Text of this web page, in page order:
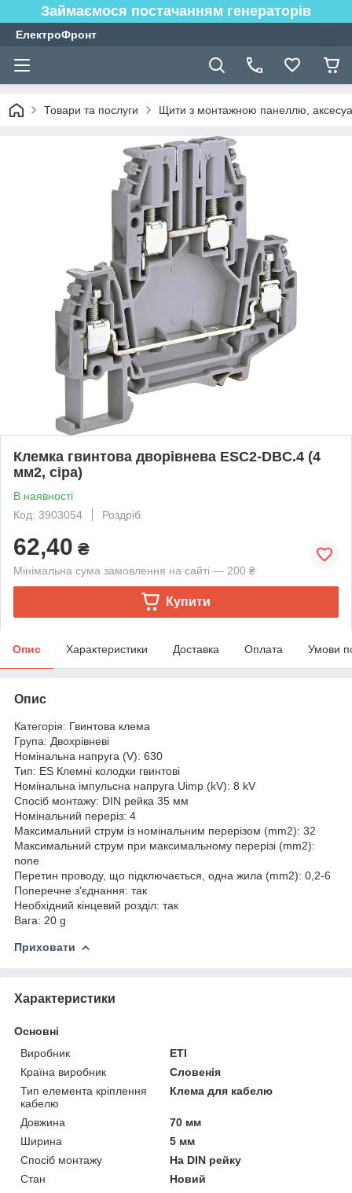
Займаємося постачанням генераторів
ЕлектроФронт
Товари та послуги Щити з монтажною панеллю,
Клемка гвинтова дворівнева ESC2-DBC.4 (4
мм2, сіра)
В наявності
Код: 3903054
Роздріб
62,40 ₴
Мінімальна сума замовлення на сайті — 200 ₴
Купити
Опис Характеристики Доставка Оплата Умови
Опис
Категорія: Гвинтова клема
Група: Двохрівневі
Номінальна напруга (V): 630
Тип: ES Клемні колодки гвинтові
Номінальна імпульсна напруга Uimp (kV): 8 kV
Спосіб монтажу: DIN рейка 35 мм
Номінальний переріз: 4
Максимальний струм із номінальним перерізом (mm2): 32
Максимальний струм при максимальному перерізі (mm2):
none
Перетин проводу, що підключається, одна жила (mm2): 0,2-6
Поперечне з'єднання: так
Необхідний кінцевий розділ: так
Вага: 20 g
Приховати
Характеристики
Основні
Виробник
ETI
Країна виробник
Словенія
Тип елемента кріплення
кабелю
Клема для кабелю
Довжина
70 мм
Ширина
5 мм
Спосіб монтажу
На DIN рейку
Стан
Новий